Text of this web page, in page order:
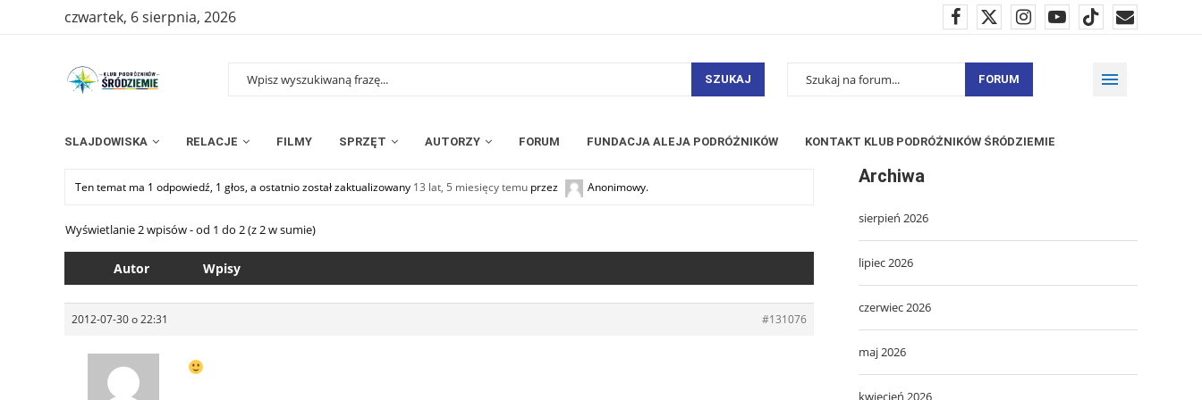
czwartek, 6 sierpnia, 2026
SZUKAJ FORUM
SLAJDOWISKA RELACJE FILMY SPRZĘT AUTORZY FORUM FUNDACJA ALEJA PODRÓŻNIKÓW KONTAKT KLUB PODRÓŻNIKÓW ŚRÓDZIEMIE
Ten temat ma 1 odpowiedź, 1 głos, a ostatnio został zaktualizowany 13 lat, 5 miesięcy temu przez Anonimowy.
Wyświetlanie 2 wpisów - od 1 do 2 (z 2 w sumie)
Autor Wpisy
2012-07-30 o 22:31 #131076
Archiwa
sierpień 2026
lipiec 2026
czerwiec 2026
maj 2026
kwiecień 2026